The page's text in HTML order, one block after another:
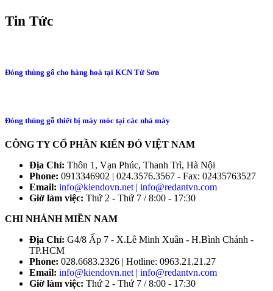
Tin Tức
Đóng thùng gỗ cho hàng hoá tại KCN Từ Sơn
Đóng thùng gỗ thiết bị máy móc tại các nhà máy
CÔNG TY CỔ PHẦN KIẾN ĐỎ VIỆT NAM
Địa Chỉ: Thôn 1, Vạn Phúc, Thanh Trì, Hà Nội
Phone: 0913346902 | 024.3576.3567 - Fax: 02435763527
Email: info@kiendovn.net | info@redantvn.com
Giờ làm việc: Thứ 2 - Thứ 7 / 8:00 - 17:30
CHI NHÁNH MIỀN NAM
Địa Chỉ: G4/8 Ấp 7 - X.Lê Minh Xuân - H.Bình Chánh -
TP.HCM
Phone: 028.6683.2326 | Hotline: 0963.21.21.27
Email: info@kiendovn.net | info@redantvn.com
Giờ làm việc: Thứ 2 - Thứ 7 / 8:00 - 17:30